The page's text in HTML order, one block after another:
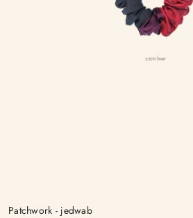
Patchwork - jedwab